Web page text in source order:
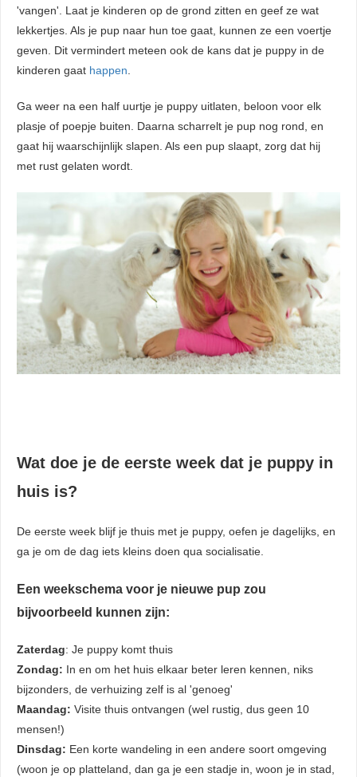
'vangen'. Laat je kinderen op de grond zitten en geef ze wat
lekkertjes. Als je pup naar hun toe gaat, kunnen ze een voertje
geven. Dit vermindert meteen ook de kans dat je puppy in de
kinderen gaat happen.
Ga weer na een half uurtje je puppy uitlaten, beloon voor elk
plasje of poepje buiten. Daarna scharrelt je pup nog rond, en
gaat hij waarschijnlijk slapen. Als een pup slaapt, zorg dat hij
met rust gelaten wordt.
Wat doe je de eerste week dat je puppy in
huis is?
De eerste week blijf je thuis met je puppy, oefen je dagelijks, en
ga je om de dag iets kleins doen qua socialisatie.
Een weekschema voor je nieuwe pup zou
bijvoorbeeld kunnen zijn:
Zaterdag: Je puppy komt thuis
Zondag: In en om het huis elkaar beter leren kennen, niks
bijzonders, de verhuizing zelf is al 'genoeg'
Maandag: Visite thuis ontvangen (wel rustig, dus geen 10
mensen!)
Dinsdag: Een korte wandeling in een andere soort omgeving
(woon je op platteland, dan ga je een stadje in, woon je in stad,